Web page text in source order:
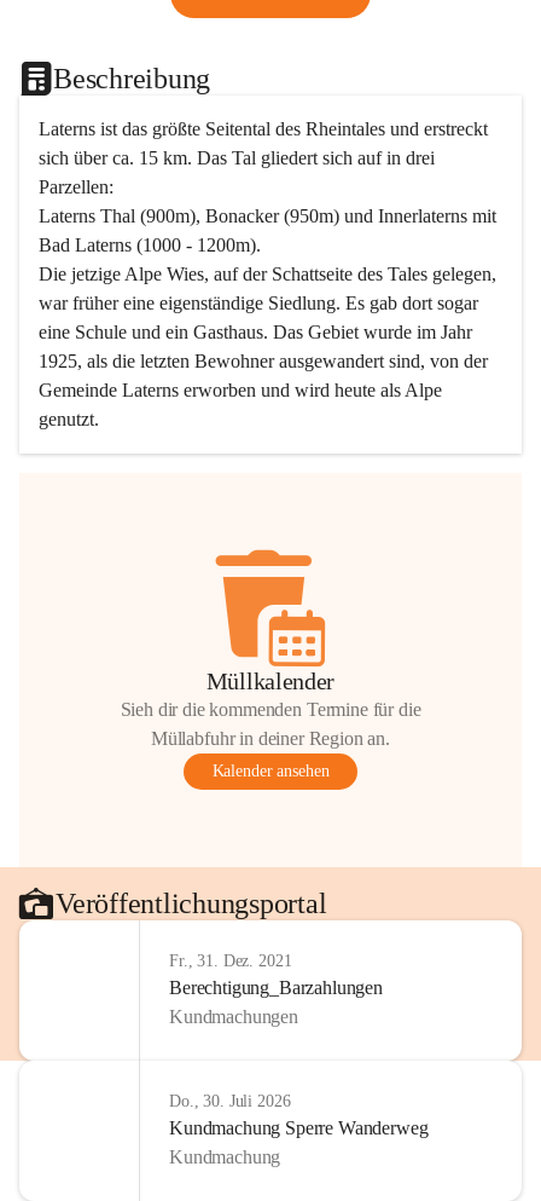
Beschreibung
Laterns ist das größte Seitental des Rheintales und erstreckt
sich über ca. 15 km. Das Tal gliedert sich auf in drei
Parzellen:
Laterns Thal (900m), Bonacker (950m) und Innerlaterns mit
Bad Laterns (1000 - 1200m).
Die jetzige Alpe Wies, auf der Schattseite des Tales gelegen,
war früher eine eigenständige Siedlung. Es gab dort sogar
eine Schule und ein Gasthaus. Das Gebiet wurde im Jahr
1925, als die letzten Bewohner ausgewandert sind, von der
Gemeinde Laterns erworben und wird heute als Alpe
genutzt.
Müllkalender
Sieh dir die kommenden Termine für die
Müllabfuhr in deiner Region an.
Kalender ansehen
Veröffentlichungsportal
Fr., 31. Dez. 2021
Berechtigung_Barzahlungen
Kundmachungen
Do., 30. Juli 2026
Kundmachung Sperre Wanderweg
Kundmachung